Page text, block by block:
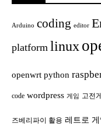
Arduino coding editor
platform linux
openwrt python
code wordpress 게임 고전
즈베리파이 활용 레트로 게